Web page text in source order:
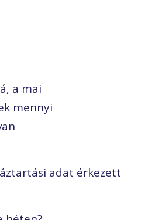
a mai
mennyi
adat érkezett